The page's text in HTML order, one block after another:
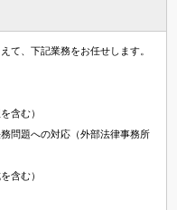
て、下記業務をお任せします。
含む）
問題への対応（外部法律事務所
含む）